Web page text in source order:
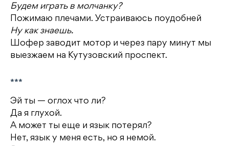
Будем играть в молчанку?
Пожимаю плечами. Устраиваюсь поудобней
Ну как знаешь.
Шофер заводит мотор и через пару минут мы
выезжаем на Кутузовский проспект.
***
Эй ты — оглох что ли?
Да я глухой.
А может ты еще и язык потерял?
Нет, язык у меня есть, но я немой.